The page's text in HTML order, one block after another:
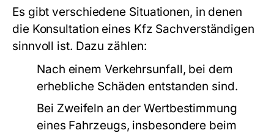
Es gibt verschiedene Situationen, in denen
die Konsultation eines Kfz Sachverständigen
sinnvoll ist. Dazu zählen:
Nach einem Verkehrsunfall, bei dem
erhebliche Schäden entstanden sind.
Bei Zweifeln an der Wertbestimmung
eines Fahrzeugs, insbesondere beim